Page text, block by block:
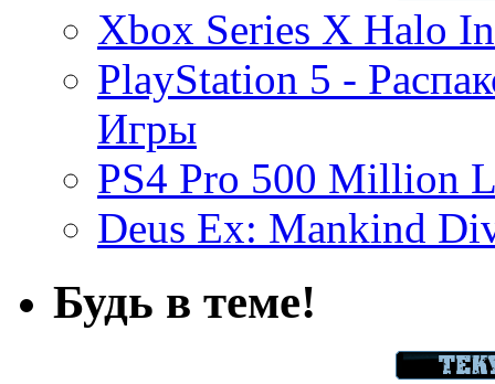
Xbox Series X Halo
PlayStation 5 -
Игры
PS4 Pro 500 Million
Deus Ex: Mankind
Будь в теме!